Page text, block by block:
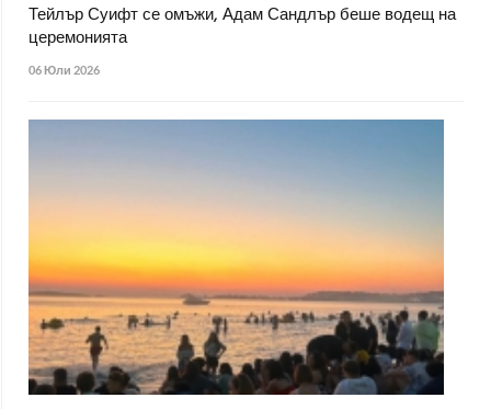
Тейлър Суифт се омъжи, Адам Сандлър беше водещ на
церемонията
06 Юли 2026